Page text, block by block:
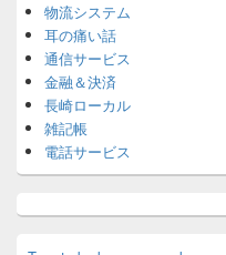
物流システム
耳の痛い話
通信サービス
金融＆決済
長崎ローカル
雑記帳
電話サービス